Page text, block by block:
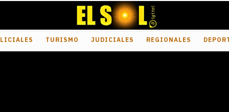
TURISMO JUDICIALES REGIONALES